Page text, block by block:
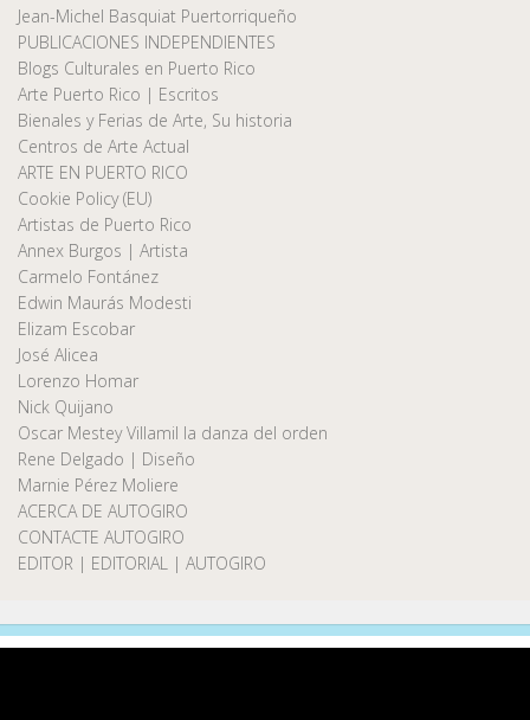
Jean-Michel Basquiat Puertorriqueño
PUBLICACIONES INDEPENDIENTES
Blogs Culturales en Puerto Rico
Arte Puerto Rico | Escritos
Bienales y Ferias de Arte, Su historia
Centros de Arte Actual
ARTE EN PUERTO RICO
Cookie Policy (EU)
Artistas de Puerto Rico
Annex Burgos | Artista
Carmelo Fontánez
Edwin Maurás Modesti
Elizam Escobar
José Alicea
Lorenzo Homar
Nick Quijano
Oscar Mestey Villamil la danza del orden
Rene Delgado | Diseño
Marnie Pérez Moliere
ACERCA DE AUTOGIRO
CONTACTE AUTOGIRO
EDITOR | EDITORIAL | AUTOGIRO